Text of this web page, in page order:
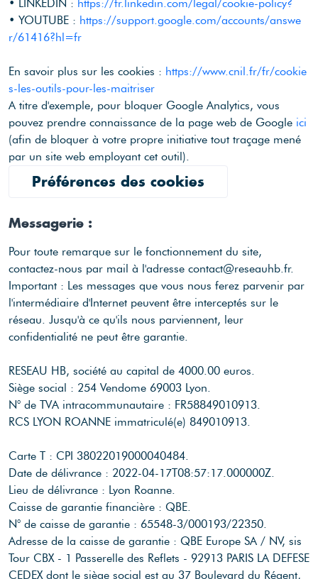
• LINKEDIN : https://fr.linkedin.com/legal/cookie-policy?
• YOUTUBE : https://support.google.com/accounts/answe
r/61416?hl=fr
En savoir plus sur les cookies : https://www.cnil.fr/fr/cookie
s-les-outils-pour-les-maitriser
A titre d'exemple, pour bloquer Google Analytics, vous
pouvez prendre connaissance de la page web de Google ici
(afin de bloquer à votre propre initiative tout traçage mené
par un site web employant cet outil).
Préférences des cookies
Messagerie :
Pour toute remarque sur le fonctionnement du site,
contactez-nous par mail à l'adresse contact@reseauhb.fr.
Important : Les messages que vous nous ferez parvenir par
l'intermédiaire d'Internet peuvent être interceptés sur le
réseau. Jusqu'à ce qu'ils nous parviennent, leur
confidentialité ne peut être garantie.
RESEAU HB, société au capital de 4000.00 euros.
Siège social : 254 Vendome 69003 Lyon.
N° de TVA intracommunautaire : FR58849010913.
RCS LYON ROANNE immatriculé(e) 849010913.
Carte T : CPI 38022019000040484.
Date de délivrance : 2022-04-17T08:57:17.000000Z.
Lieu de délivrance : Lyon Roanne.
Caisse de garantie financière : QBE.
N° de caisse de garantie : 65548-3/000193/22350.
Adresse de la caisse de garantie : QBE Europe SA / NV, sis
Tour CBX - 1 Passerelle des Reflets - 92913 PARIS LA DEFESE
CEDEX dont le siège social est au 37 Boulevard du Régent,